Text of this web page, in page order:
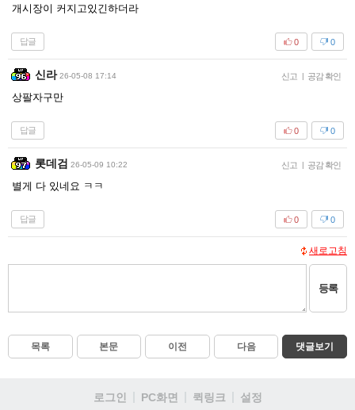
개시장이 커지고있긴하더라
답글 0
0
신라 26-05-08 17:14 신고 | 공감 확인
상팔자구만
답글 0
0
롯데검 26-05-09 10:22 신고 | 공감 확인
별게 다 있네요 ㅋㅋ
답글 0
0
새로고침
등록
목록 본문 이전 다음 댓글보기
로그인 PC화면 퀵링크 설정